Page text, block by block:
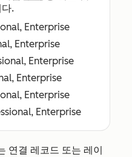
.
Enterprise
Enterprise
Enterprise
Enterprise
Enterprise
Enterprise
연결 레코드 또는 레이